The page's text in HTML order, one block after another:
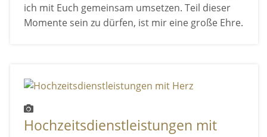
ich mit Euch gemeinsam umsetzen. Teil dieser
Momente sein zu dürfen, ist mir eine große Ehre.
Hochzeitsdienstleistungen mit